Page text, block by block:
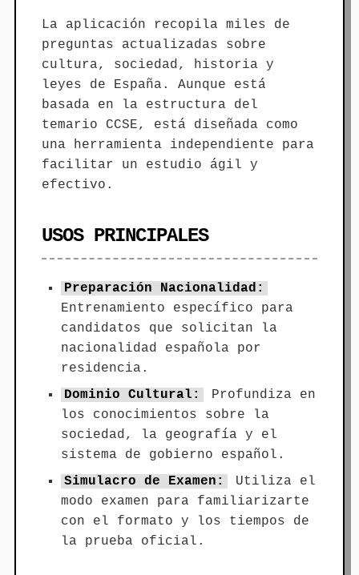
La aplicación recopila miles de
preguntas actualizadas sobre
cultura, sociedad, historia y
leyes de España. Aunque está
basada en la estructura del
temario CCSE, está diseñada como
una herramienta independiente para
facilitar un estudio ágil y
efectivo.
USOS PRINCIPALES
Preparación Nacionalidad:
Entrenamiento específico para
candidatos que solicitan la
nacionalidad española por
residencia.
Dominio Cultural:
Profundiza en
los conocimientos sobre la
sociedad, la geografía y el
sistema de gobierno español.
Simulacro de Examen:
Utiliza el
modo examen para familiarizarte
con el formato y los tiempos de
la prueba oficial.